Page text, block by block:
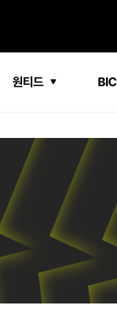
원티드 BIC